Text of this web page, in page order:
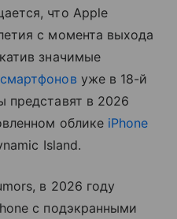
что Apple
с момента выхода
значимые
смартфонов уже в 18-й
представят в 2026
облике iPhone
Island.
в 2026 году
с подэкранными